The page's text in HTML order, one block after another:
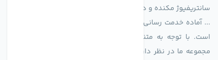
سانتریفیوژ مکنده و دمنده آکسیال، سقفی، بین کانالی، مرغداری و
... آماده خدمت رسانی به شرکت های تولیدی، صنعتی و ساختمانی
است. با توجه به متنوع بودن فن های تولیدی کمپانی اروپایی
مجموعه ما در نظر دارد کالاهای تخصصی شما عزیزان رو در صرف